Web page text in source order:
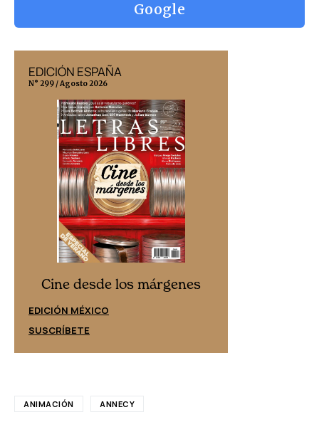
Google
EDICIÓN ESPAÑA
N° 299 / Agosto 2026
Cine desde los márgenes
EDICIÓN MÉXICO
SUSCRÍBETE
ANIMACIÓN ANNECY